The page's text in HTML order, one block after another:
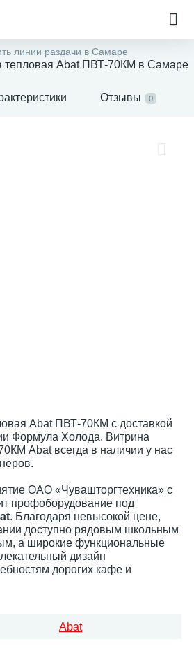
линии раздачи в Самаре
тепловая Abat ПВТ-70КМ в Самаре
Отзывы 0
Abat ПВТ-70КМ с доставкой
Формула Холода. Витрина
Abat всегда в наличии у нас
ОАО «Чувашторгтехника» с
профоборудование под
. Благодаря невысокой цене,
доступно рядовым школьным
а широкие функциональные
дизайн
дорогих кафе и
Abat